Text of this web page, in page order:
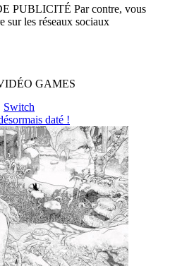
PUBLICITÉ Par contre, vous
sur les réseaux sociaux
GAMES
Switch
daté !